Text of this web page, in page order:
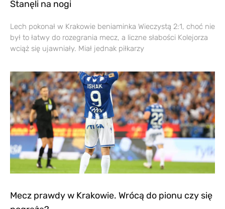
Stanęli na nogi
Lech pokonał w Krakowie beniaminka Wieczystą 2:1, choć nie
był to łatwy do rozegrania mecz, a liczne słabości Kolejorza
wciąż się ujawniały. Miał jednak piłkarzy
Mecz prawdy w Krakowie. Wrócą do pionu czy się